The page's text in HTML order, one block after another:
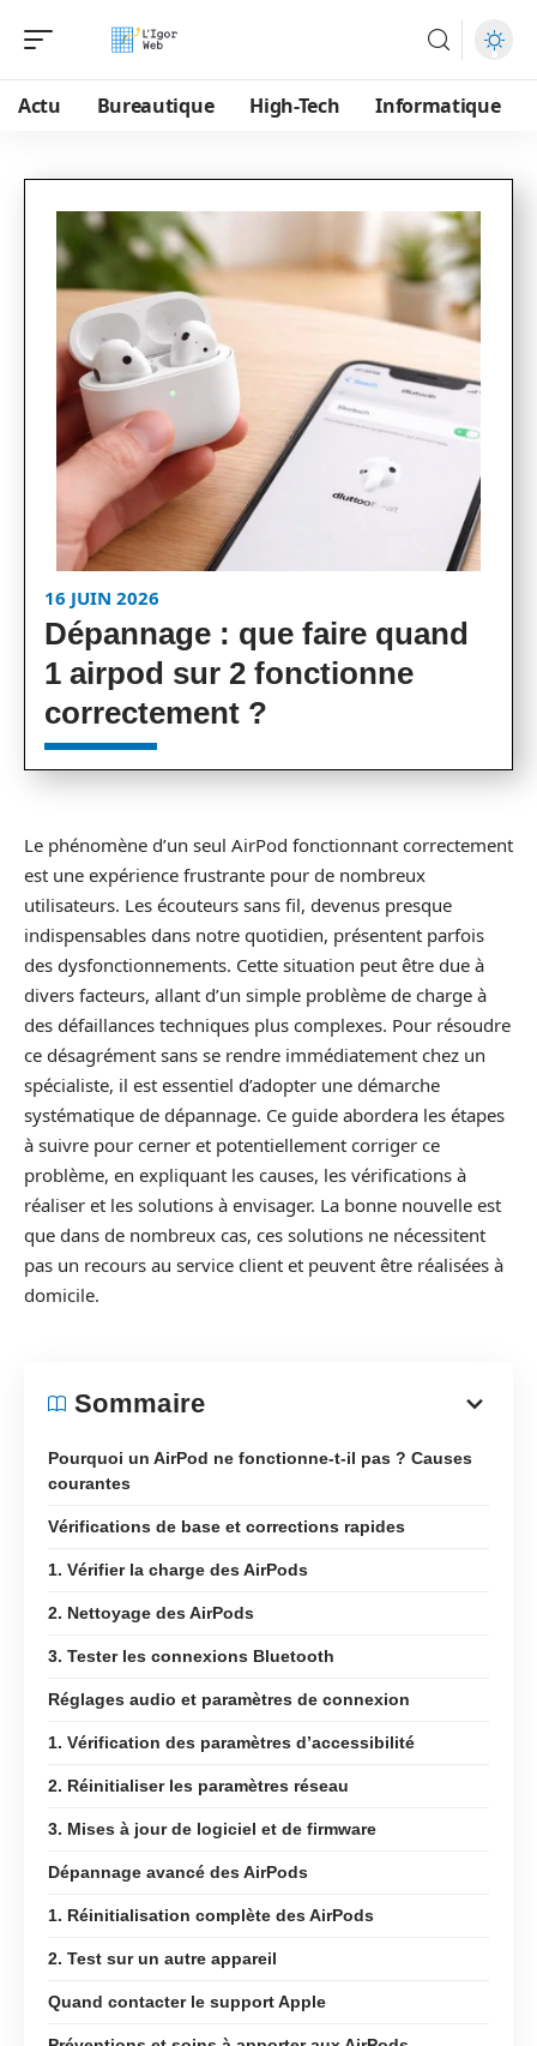
Actu Bureautique High-Tech Informatique
16 JUIN 2026
Dépannage : que faire quand
1 airpod sur 2 fonctionne
correctement ?
Le phénomène d’un seul AirPod fonctionnant correctement
est une expérience frustrante pour de nombreux
utilisateurs. Les écouteurs sans fil, devenus presque
indispensables dans notre quotidien, présentent parfois
des dysfonctionnements. Cette situation peut être due à
divers facteurs, allant d’un simple problème de charge à
des défaillances techniques plus complexes. Pour résoudre
ce désagrément sans se rendre immédiatement chez un
spécialiste, il est essentiel d’adopter une démarche
systématique de dépannage. Ce guide abordera les étapes
à suivre pour cerner et potentiellement corriger ce
problème, en expliquant les causes, les vérifications à
réaliser et les solutions à envisager. La bonne nouvelle est
que dans de nombreux cas, ces solutions ne nécessitent
pas un recours au service client et peuvent être réalisées à
domicile.
Sommaire
Pourquoi un AirPod ne fonctionne-t-il pas ? Causes
courantes
Vérifications de base et corrections rapides
1. Vérifier la charge des AirPods
2. Nettoyage des AirPods
3. Tester les connexions Bluetooth
Réglages audio et paramètres de connexion
1. Vérification des paramètres d’accessibilité
2. Réinitialiser les paramètres réseau
3. Mises à jour de logiciel et de firmware
Dépannage avancé des AirPods
1. Réinitialisation complète des AirPods
2. Test sur un autre appareil
Quand contacter le support Apple